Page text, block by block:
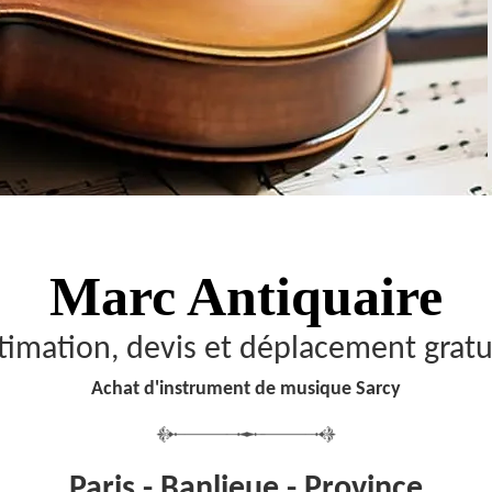
Marc Antiquaire
devis et déplacement
Achat d'instrument de musique Sarcy